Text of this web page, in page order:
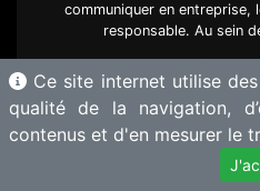
communiquer en entreprise,
responsable. Au sein
Voir le
5. Global &
Ce site internet utilise
qualité de la navigation,
contenus et d'en mesurer le